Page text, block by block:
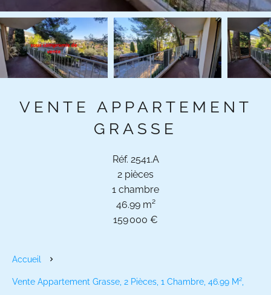
VENTE APPARTEMENT
GRASSE
Réf. 2541.A
2 pièces
1 chambre
46.99 m²
159 000 €
Accueil
Vente Appartement Grasse, 2 Pièces, 1 Chambre, 46.99 M²,